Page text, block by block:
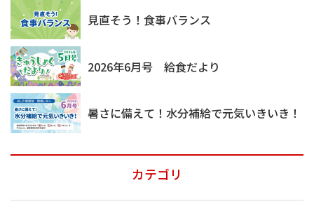
見直そう！食事バランス
2026年6月号 給食だより
暑さに備えて！水分補給で元気いきいき！
カテゴリ